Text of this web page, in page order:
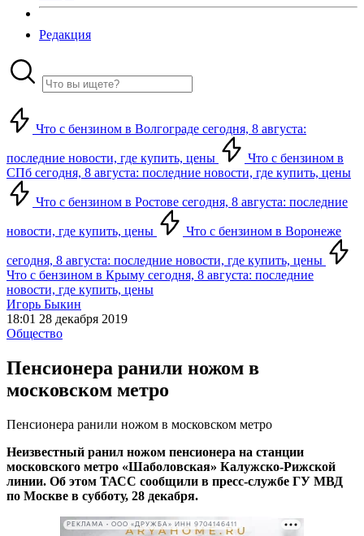
Редакция
Что с бензином в Волгограде сегодня, 8 августа:
последние новости, где купить, цены
Что с бензином в
СПб сегодня, 8 августа: последние новости, где купить, цены
Что с бензином в Ростове сегодня, 8 августа: последние
новости, где купить, цены Что с бензином в Воронеже
сегодня, 8 августа: последние новости, где купить, цены
Что с бензином в Крыму сегодня, 8 августа: последние
новости, где купить, цены
Игорь Быкин
18:01 28 декабря 2019
Общество
Пенсионера ранили ножом в
московском метро
Пенсионера ранили ножом в московском метро
Неизвестный ранил ножом пенсионера на станции
московского метро «Шаболовская» Калужско-Рижской
линии. Об этом ТАСС сообщили в пресс-службе ГУ МВД
по Москве в субботу, 28 декабря.
РЕКЛАМА • ООО «ДРУЖБА» ИНН 9704146411